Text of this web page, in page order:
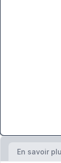
En savoir